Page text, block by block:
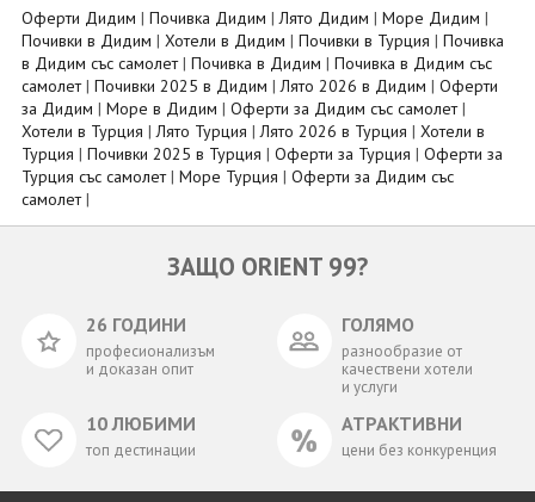
Оферти Дидим | Почивка Дидим | Лято Дидим | Море Дидим |
Почивки в Дидим | Хотели в Дидим | Почивки в Турция | Почивка
в Дидим със самолет | Почивка в Дидим | Почивка в Дидим със
самолет | Почивки 2025 в Дидим | Лято 2026 в Дидим | Оферти
за Дидим | Море в Дидим | Оферти за Дидим със самолет |
Хотели в Турция | Лято Турция | Лято 2026 в Турция | Хотели в
Турция | Почивки 2025 в Турция | Оферти за Турция | Оферти за
Турция със самолет | Море Турция | Оферти за Дидим със
самолет |
ЗАЩО ORIENT 99?
26 ГОДИНИ
професионализъм
и доказан опит
ГОЛЯМО
разнообразие от
качествени хотели
и услуги
10 ЛЮБИМИ
топ дестинации
АТРАКТИВНИ
цени без конкуренция